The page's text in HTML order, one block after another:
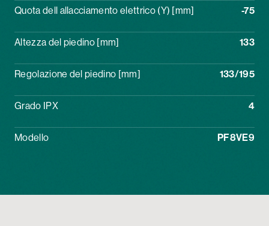
Quota dell allacciamento elettrico (Y) [mm] -75
Altezza del piedino [mm] 133
Regolazione del piedino [mm] 133/195
Grado IPX 4
Modello PF8VE9